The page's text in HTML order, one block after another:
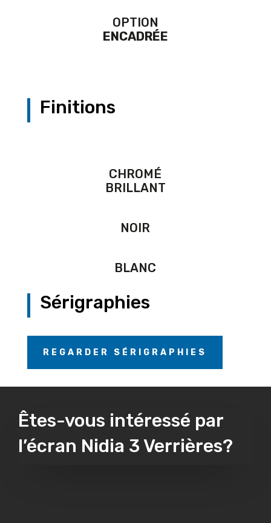
OPTION
ENCADRÉE
Finitions
CHROMÉ
BRILLANT
NOIR
BLANC
Sérigraphies
REGARDER SÉRIGRAPHIES
Êtes-vous intéressé par
l’écran Nidia 3 Verrières?